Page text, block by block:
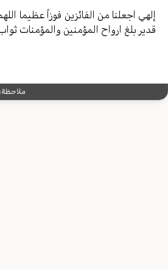
إلهي اجعلنا من الفائزین فوزاً عظیما
قدیر بلغ ارواح المؤمنین والمؤمنات